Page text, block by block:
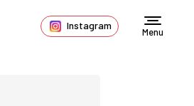
Instagram
Menu